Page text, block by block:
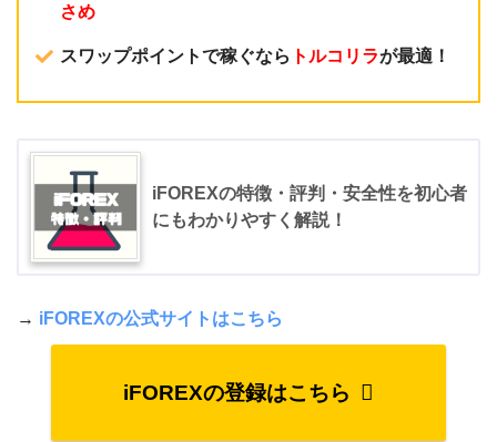
さめ
スワップポイントで稼ぐなら トルコリラが最適！
iFOREXの特徴・評判・安全性を初心者
にもわかりやすく解説！
→ iFOREXの公式サイトはこちら
iFOREXの登録はこちら